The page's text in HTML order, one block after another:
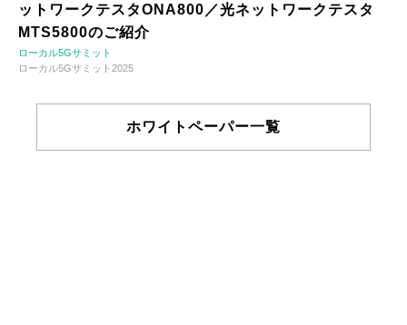
ットワークテスタONA800／光ネットワークテスタ
MTS5800のご紹介
ローカル5Gサミット
ローカル5Gサミット2025
ホワイトペーパー一覧